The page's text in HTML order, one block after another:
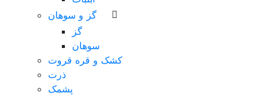
گز و سوهان
گز
سوهان
کشک و قره قروت
ذرت
پشمک